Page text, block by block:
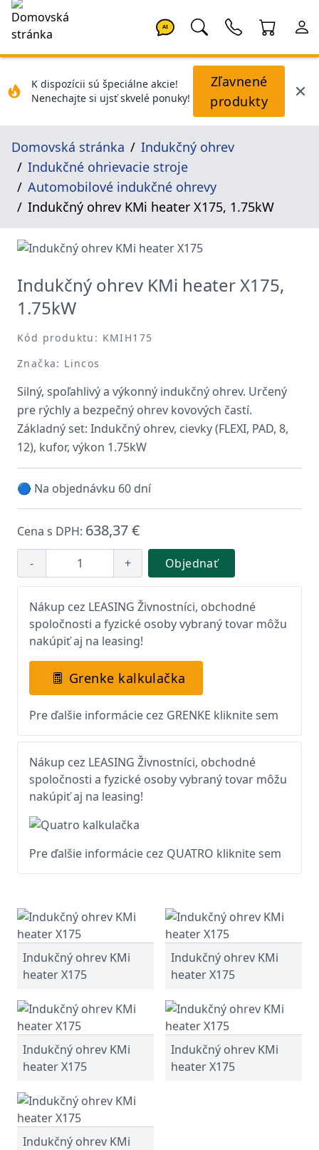
AI
K dispozícii sú špeciálne akcie!
Nenechajte si ujsť skvelé ponuky!
Zľavnené
produkty
Domovská stránka
Indukčný ohrev
Indukčné ohrievacie stroje
Automobilové indukčné ohrevy
Indukčný ohrev KMi heater X175, 1.75kW
Indukčný ohrev KMi heater X175,
1.75kW
Kód produktu: KMIH175
Značka: Lincos
Silný, spoľahlivý a výkonný indukčný ohrev. Určený
pre rýchly a bezpečný ohrev kovových častí.
Základný set: Indukčný ohrev, cievky (FLEXI, PAD, 8,
12), kufor, výkon 1.75kW
🔵 Na objednávku 60 dní
Cena s DPH: 638,37 €
- + Objednať
Nákup cez LEASING Živnostníci, obchodné
spoločnosti a fyzické osoby vybraný tovar môžu
nakúpiť aj na leasing!
Grenke kalkulačka
Pre ďalšie informácie cez GRENKE kliknite sem
Nákup cez LEASING Živnostníci, obchodné
spoločnosti a fyzické osoby vybraný tovar môžu
nakúpiť aj na leasing!
Pre ďalšie informácie cez QUATRO kliknite sem
Indukčný ohrev KMi
heater X175
Indukčný ohrev KMi
heater X175
Indukčný ohrev KMi
heater X175
Indukčný ohrev KMi
heater X175
Indukčný ohrev KMi